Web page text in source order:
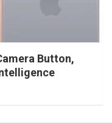
Button,